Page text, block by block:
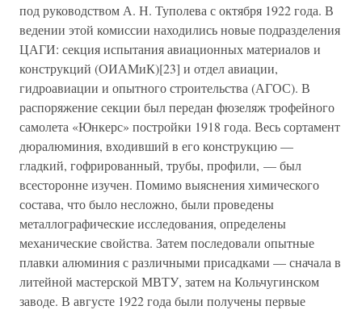
под руководством А. Н. Туполева с октября 1922 года. В
ведении этой комиссии находились новые подразделения
ЦАГИ: секция испытания авиационных материалов и
конструкций (ОИАМиК)[23] и отдел авиации,
гидроавиации и опытного строительства (АГОС). В
распоряжение секции был передан фюзеляж трофейного
самолета «Юнкерс» постройки 1918 года. Весь сортамент
дюралюминия, входивший в его конструкцию —
гладкий, гофрированный, трубы, профили, — был
всесторонне изучен. Помимо выяснения химического
состава, что было несложно, были проведены
металлографические исследования, определены
механические свойства. Затем последовали опытные
плавки алюминия с различными присадками — сначала в
литейной мастерской МВТУ, затем на Кольчугинском
заводе. В августе 1922 года были получены первые